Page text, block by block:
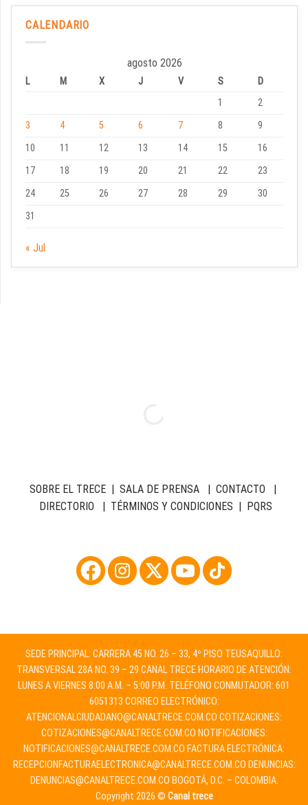
CALENDARIO
agosto 2026
L M X J V S
D
1
2
3
4 5 6 7 8
9
10
11 12 13 14 15
16
17
18 19 20 21 22
23
24
25 26 27 28 29
30
31
« Jul
SOBRE EL TRECE| SALA DE PRENSA| CONTACTO |
DIRECTORIO | TÉRMINOS Y CONDICIONES | PQRS
SEDE PRINCIPAL: CARRERA 45 NO. 26 – 33, 4º PISO TEUSAQUILLO:
TRANSVERSAL 28A NO. 39 – 29 CANAL TRECE HORARIO DE ATENCIÓN:
LUNES A VIERNES 8:00 A.M. – 5:00 P.M. TELÉFONO CONMUTADOR: 601
6051313 CORREO ELECTRÓNICO:
ATENCIONALCIUDADANO@CANALTRECE.COM.CO COTIZACIONES:
COTIZACIONES@CANALTRECE.COM.CO NOTIFICACIONES:
NOTIFICACIONES@CANALTRECE.COM.CO FACTURA ELECTRÓNICA:
RECEPCIONFACTURAELECTRONICA@CANALTRECE.COM.CO DENUNCIAS:
DENUNCIAS@CANALTRECE.COM.CO BOGOTÁ, D.C. – COLOMBIA.
Copyright 2026 © Canal trece